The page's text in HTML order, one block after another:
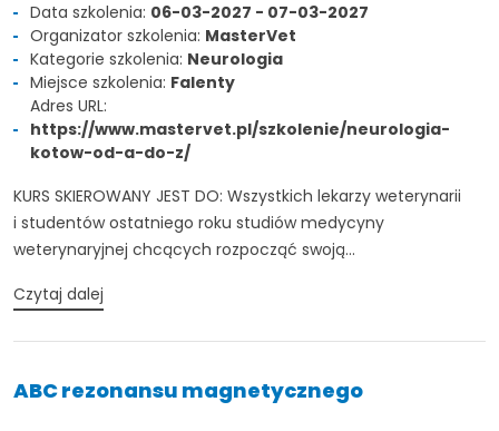
Data szkolenia: 06-03-2027 - 07-03-2027
Organizator szkolenia: MasterVet
Kategorie szkolenia: Neurologia
Miejsce szkolenia: Falenty
Adres URL:
https://www.mastervet.pl/szkolenie/neurologia-
kotow-od-a-do-z/
KURS SKIEROWANY JEST DO: Wszystkich lekarzy weterynarii
i studentów ostatniego roku studiów medycyny
weterynaryjnej chcących rozpocząć swoją...
Czytaj dalej
ABC rezonansu magnetycznego